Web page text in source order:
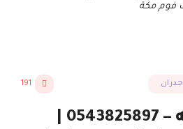
فوم مكة
191